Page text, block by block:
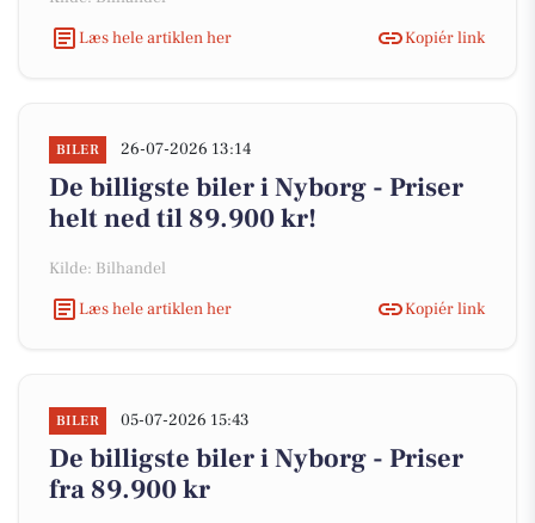
Læs hele artiklen her
Kopiér link
BILER 26-07-2026 13:14
De billigste biler i Nyborg - Priser
helt ned til 89.900 kr!
Kilde: Bilhandel
Læs hele artiklen her
Kopiér link
BILER 05-07-2026 15:43
De billigste biler i Nyborg - Priser
fra 89.900 kr